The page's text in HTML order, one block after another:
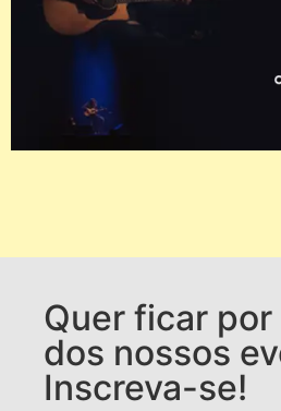
Quer ficar
dos nossos
Inscreva-se!